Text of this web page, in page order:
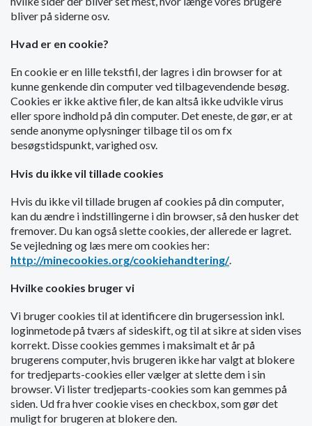
bliver på siderne osv.
Hvad er en cookie?
En cookie er en lille tekstfil, der lagres i din browser for at
kunne genkende din computer ved tilbagevendende besøg.
Cookies er ikke aktive filer, de kan altså ikke udvikle virus
eller spore indhold på din computer. Det eneste, de gør, er at
sende anonyme oplysninger tilbage til os om fx
besøgstidspunkt, varighed osv.
Hvis du ikke vil tillade cookies
Hvis du ikke vil tillade brugen af cookies på din computer,
kan du ændre i indstillingerne i din browser, så den husker det
fremover. Du kan også slette cookies, der allerede er lagret.
Se vejledning og læs mere om cookies her:
http://minecookies.org/cookiehandtering/.
Hvilke cookies bruger vi
Vi bruger cookies til at identificere din brugersession inkl.
loginmetode på tværs af sideskift, og til at sikre at siden vises
korrekt. Disse cookies gemmes i maksimalt et år på
brugerens computer, hvis brugeren ikke har valgt at blokere
for tredjeparts-cookies eller vælger at slette dem i sin
browser. Vi lister tredjeparts-cookies som kan gemmes på
siden. Ud fra hver cookie vises en checkbox, som gør det
muligt for brugeren at blokere den.